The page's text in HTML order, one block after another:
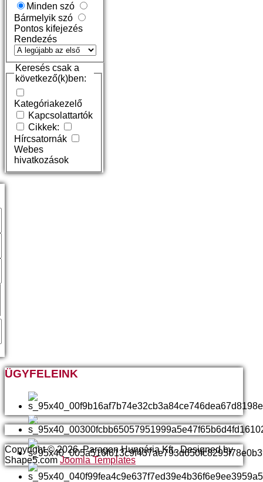
Minden szó
Bármelyik szó
Pontos kifejezés
Rendezés
Keresés csak a
következő(k)ben:
Kategóriakezelő
Kapcsolattartók
Cikkek:
Hírcsatornák
Webes
hivatkozások
ÜGYFELEINK
Copyright © 2026. Paragon Hungária Kft.. Designed by
Shape5.com Joomla Templates